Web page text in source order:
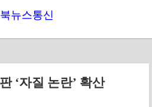
‘자질 논란’ 확산